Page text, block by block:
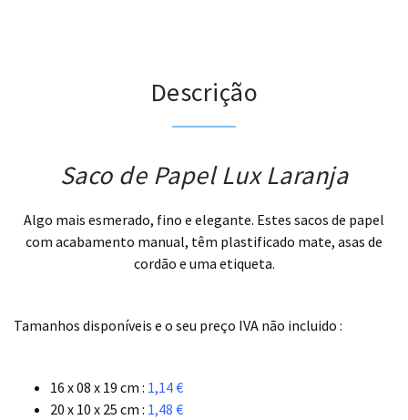
Descrição
Saco de Papel Lux Laranja
Algo mais esmerado, fino e elegante. Estes sacos de papel
com acabamento manual, têm plastificado mate, asas de
cordão e uma etiqueta.
Tamanhos disponíveis e o seu preço IVA não incluido :
16 x 08 x 19 cm : 1,14 €
20 x 10 x 25 cm : 1,48 €